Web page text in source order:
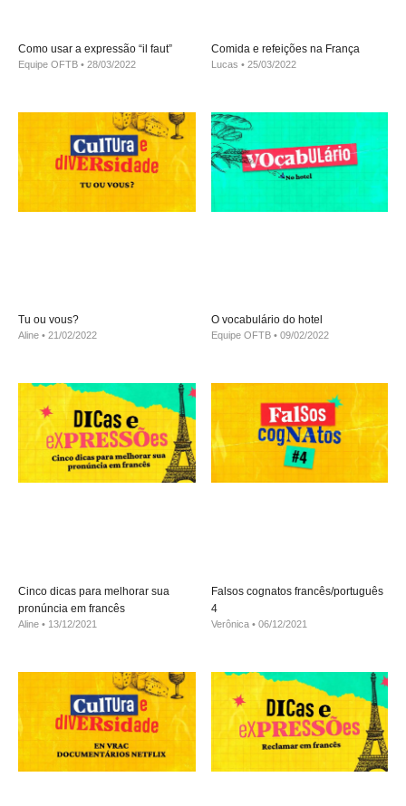
Como usar a expressão “il faut”
Equipe OFTB 28/03/2022
Comida e refeições na França
Lucas 25/03/2022
Tu ou vous?
Aline 21/02/2022
O vocabulário do hotel
Equipe OFTB 09/02/2022
Cinco dicas para melhorar sua
pronúncia em francês
Aline 13/12/2021
Falsos cognatos francês/português
4
Verônica 06/12/2021